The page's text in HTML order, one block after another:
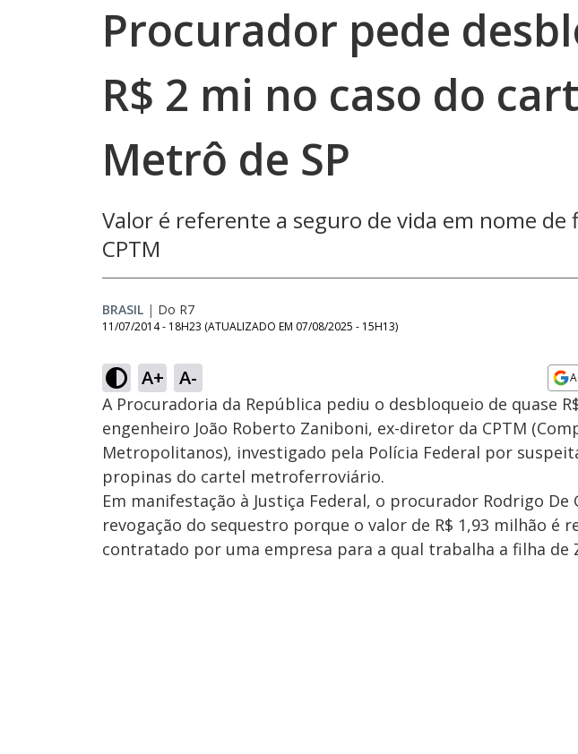
Procurador pede
R$ 2 mi no caso do
Metrô de SP
Valor é referente a seguro de vida em nome
CPTM
BRASIL | Do R7
11/07/2014 - 18H23 (ATUALIZADO EM 07/08/2025 - 15H13)
A+ A-
A Procuradoria da República pediu o desbloqueio de quase
engenheiro João Roberto Zaniboni, ex-diretor da CPTM
Metropolitanos), investigado pela Polícia Federal por
propinas do cartel metroferroviário.
Em manifestação à Justiça Federal, o procurador Rodrigo De
revogação do sequestro porque o valor de R$ 1,93 milhão é
contratado por uma empresa para a qual trabalha a filha de